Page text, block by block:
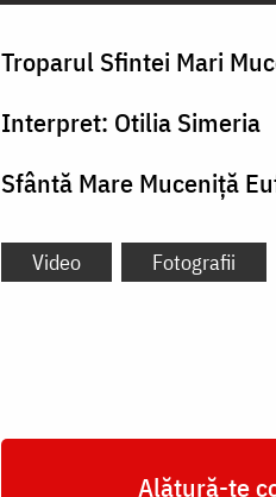
Troparul Sfintei Mari
Interpret: Otilia Simeria
Sfântă Mare Muceniță
Video Fotografii
Alătură-te